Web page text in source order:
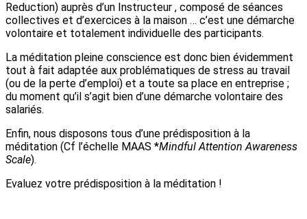
Reduction) auprès d’un Instructeur , composé de séances
collectives et d’exercices à la maison … c’est une démarche
volontaire et totalement individuelle des participants.
La méditation pleine conscience est donc bien évidemment
tout à fait adaptée aux problématiques de stress au travail
(ou de la perte d’emploi) et a toute sa place en entreprise ;
du moment qu’il s’agit bien d’une démarche volontaire des
salariés.
Enfin, nous disposons tous d’une prédisposition à la
méditation (Cf l’échelle MAAS *Mindful Attention Awareness
Scale).
Evaluez votre prédisposition à la méditation !